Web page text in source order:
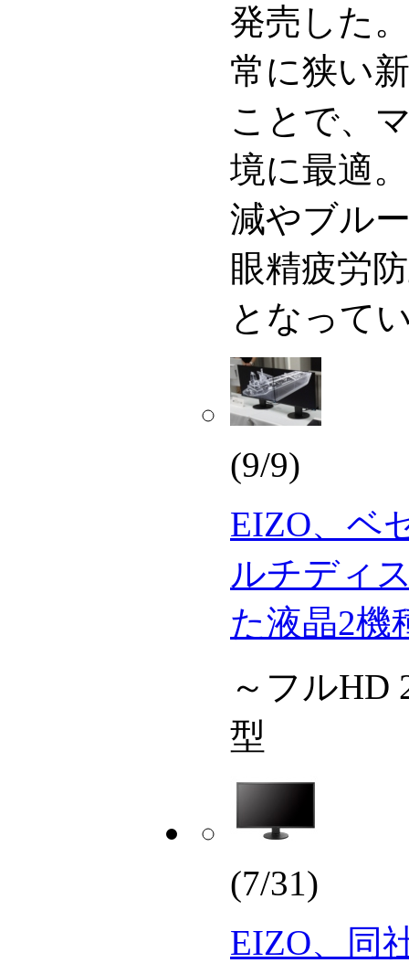
発売した
常に狭い
ことで、
境に最適
減やブル
眼精疲労
となって
(9/9)
EIZO、ベ
ルチディ
た液晶2機
～フルHD
型
(7/31)
EIZO、同